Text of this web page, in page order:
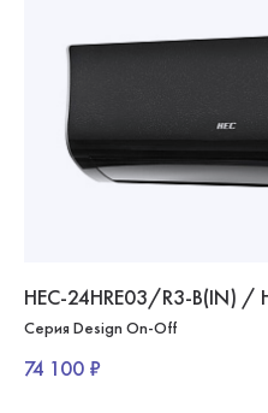
HEC-24HRE03/R3-B(IN) /
Серия Design On-Off
74 100 ₽